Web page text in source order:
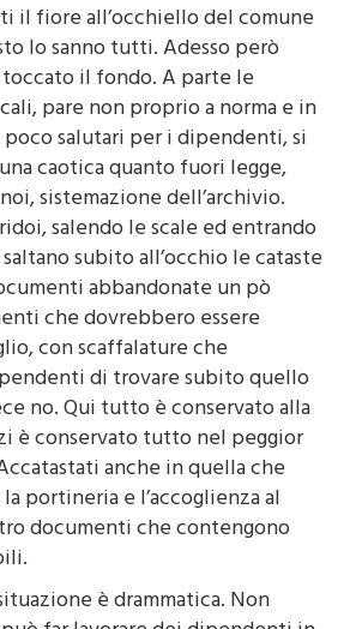
dell’ufficio tecnico
il fiore all’occhiello del comune
lo sanno tutti. Adesso però
toccato il fondo. A parte le
pare non proprio a norma e in
salutari per i dipendenti, si
caotica quanto fuori legge,
sistemazione dell’archivio.
salendo le scale ed entrando
subito all’occhio le cataste
abbandonate un pò
che dovrebbero essere
con scaffalature che
di trovare subito quello
no. Qui tutto è conservato alla
è conservato tutto nel peggior
anche in quella che
portineria e l’accoglienza al
documenti che contengono